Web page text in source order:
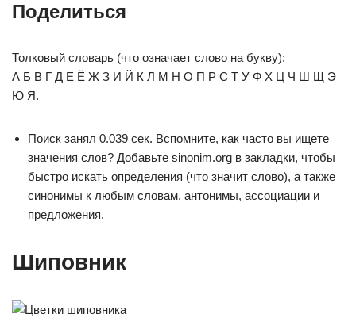
Поделиться
Толковый словарь (что означает слово на букву):
А Б В Г Д Е Ё Ж З И Й К Л М Н О П Р С Т У Ф Х Ц Ч Ш Щ Э
Ю Я.
Поиск занял 0.039 сек. Вспомните, как часто вы ищете
значения слов? Добавьте sinonim.org в закладки, чтобы
быстро искать определения (что значит слово), а также
синонимы к любым словам, антонимы, ассоциации и
предложения.
Шиповник